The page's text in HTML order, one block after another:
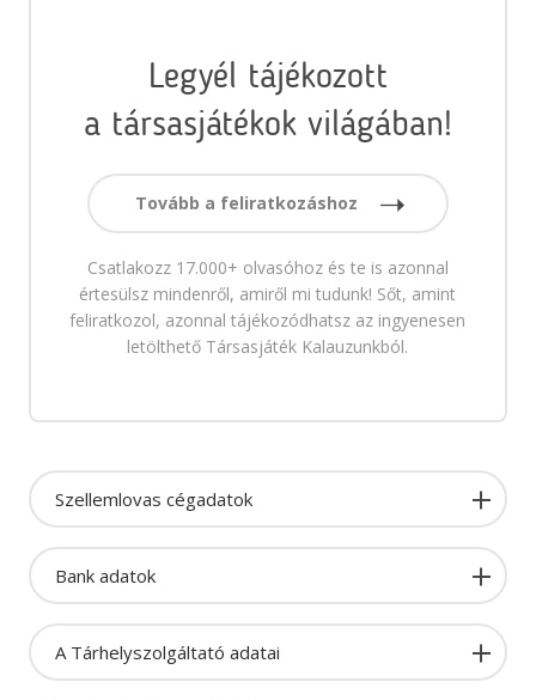
Legyél tájékozott
a társasjátékok világában!
Tovább a feliratkozáshoz
Csatlakozz 17.000+ olvasóhoz és te is azonnal
értesülsz mindenről, amiről mi tudunk! Sőt, amint
feliratkozol, azonnal tájékozódhatsz az ingyenesen
letölthető Társasjáték Kalauzunkból.
Szellemlovas cégadatok
Bank adatok
A Tárhelyszolgáltató adatai